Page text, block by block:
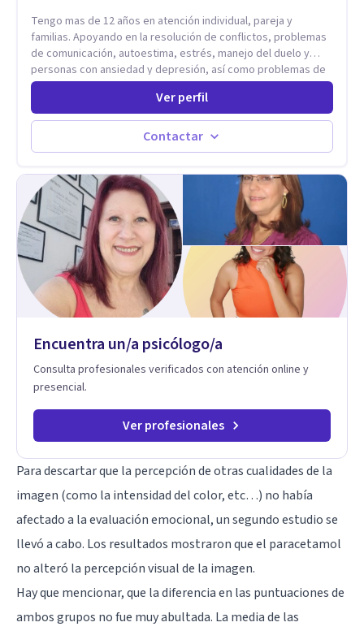
Tengo mas de 12 años en atención individual, pareja y
familias. Apoyando en la resolución de conflictos, problemas
de comunicación, autoestima, estrés, manejo del duelo y
personas con ansiedad y depresión, así como problemas de
conducta y comportamiento. Desarrollo de personas
Estableciendo metas a corto y largo plazo, es vital para la
vida de cada uno tener su propia vision.
Ver perfil
Contactar
Encuentra un/a psicólogo/a
Consulta profesionales verificados con atención online y
presencial.
Ver profesionales
Para descartar que la percepción de otras cualidades de la
imagen (como la intensidad del color, etc…) no había
afectado a la evaluación emocional, un segundo estudio se
llevó a cabo. Los resultados mostraron que el paracetamol
no alteró la percepción visual de la imagen.
Hay que mencionar, que la diferencia en las puntuaciones de
ambos grupos no fue muy abultada. La media de las